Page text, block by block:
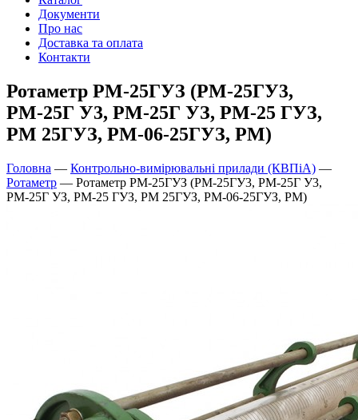
Документи
Про нас
Доставка та оплата
Контакти
Ротаметр РМ-25ГУЗ (РМ-25ГУ3,
РМ-25Г У3, РМ-25Г УЗ, РМ-25 ГУЗ,
РМ 25ГУЗ, РМ-06-25ГУЗ, РМ)
Головна — Контрольно-вимірювальні прилади (КВПіА) —
Ротаметр — Ротаметр РМ-25ГУЗ (РМ-25ГУ3, РМ-25Г У3,
РМ-25Г УЗ, РМ-25 ГУЗ, РМ 25ГУЗ, РМ-06-25ГУЗ, РМ)